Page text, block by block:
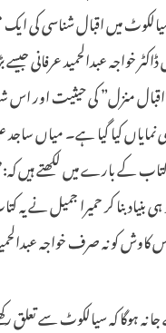
سیالکوٹ میں اقبال شناسی کی
خواجہ عبدالحمید عرفانی
منزل” کی حیثیت اور اس
کیا گیا ہے۔ میاں ساجد
کے بارے میں لکھتے
بنیاد بنا کر حمیرا جمیل نے یہ
کو نہ صرف خواجہ
نہ ہوگا کہ سیالکوٹ سے تعلق